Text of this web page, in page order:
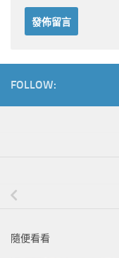
FOLLOW:
隨便看看